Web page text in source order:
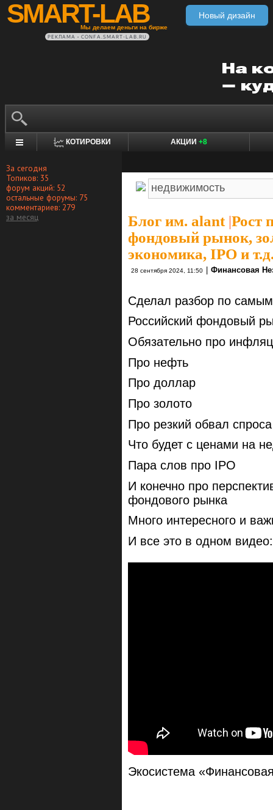
SMART-LAB
Мы делаем деньги на бирже
Новый дизайн
РЕКЛАМА • CONFA.SMART-LAB.RU
КОТИРОВКИ АКЦИИ +8
За сегодня
Топиков: 35
форум акций: 52
остальные форумы: 75
комментариев: 279
за месяц
Блог им. alant|Рост
фондовый рынок,
экономика, IPO и
28 сентября 2024, 11:50 Финансовая
Сделал разбор по
Российский фондовый
Обязательно про
Про нефть
Про доллар
Про золото
Про резкий обвал
Что будет с ценами на
Пара слов про IPO
И конечно про
фондового рынка
Много интересного и
И все это в одном видео:
Экосистема